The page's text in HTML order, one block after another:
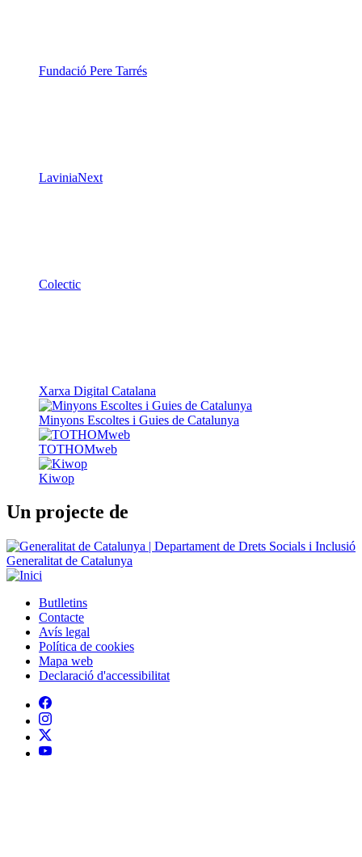
Fundació Pere Tarrés
LaviniaNext
Colectic
Xarxa Digital Catalana
Minyons Escoltes i Guies de Catalunya
TOTHOMweb
Kiwop
Un projecte de
Generalitat de Catalunya
Peu
Butlletins
Contacte
Avís legal
Política de cookies
Mapa web
Declaració d'accessibilitat